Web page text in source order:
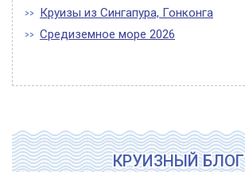
Круизы из Сингапура, Гонконга
Средиземное море 2026
КРУИЗНЫЙ БЛОГ